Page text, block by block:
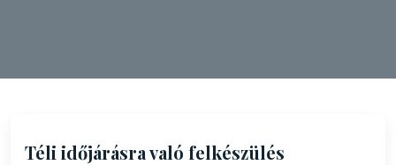
Téli időjárásra való felkészülés